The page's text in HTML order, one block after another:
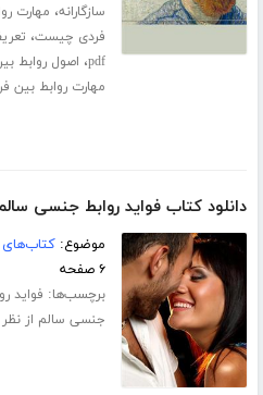
سازگارانه، مهارت
فردی چیست،
pdf، اصول روابط
مهارت روابط بین
دانلود کتاب فواید روابط جنسی
موضوع:کتاب‌های
۶ صفحه
برچسب‌ها: فواید
جنسی سالم از